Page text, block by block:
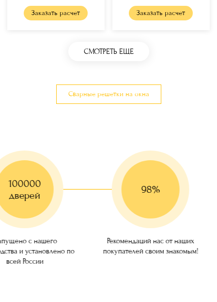
Заказать расчет Заказать расчет
СМОТРЕТЬ ЕЩЕ
Сварные решетки на окна
100000
дверей
с нашего
и установлено по
всей России
98%
Рекомендаций нас от наших
покупателей своим знакомым!